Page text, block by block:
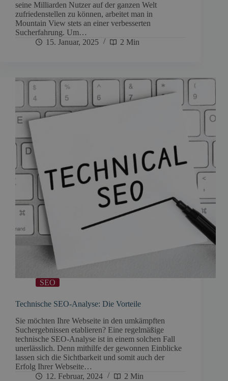
seine Milliarden Nutzer auf der ganzen Welt
zufriedenstellen zu können, arbeitet man in
Mountain View stets an einer verbesserten
Sucherfahrung. Um…
15. Januar, 2025
2 Min
SEO
Technische SEO-Analyse: Die Vorteile
Sie möchten Ihre Webseite in den umkämpften
Suchergebnissen etablieren? Eine regelmäßige
technische SEO-Analyse ist in einem solchen Fall
unerlässlich. Denn mithilfe der gewonnen Einblicke
lassen sich die Sichtbarkeit und somit auch der
Erfolg Ihrer Webseite…
12. Februar, 2024
2 Min